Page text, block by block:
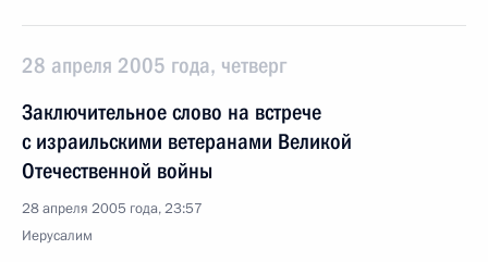
28 апреля 2005 года, четверг
Заключительное слово на встрече
с израильскими ветеранами Великой
Отечественной войны
28 апреля 2005 года, 23:57
Иерусалим